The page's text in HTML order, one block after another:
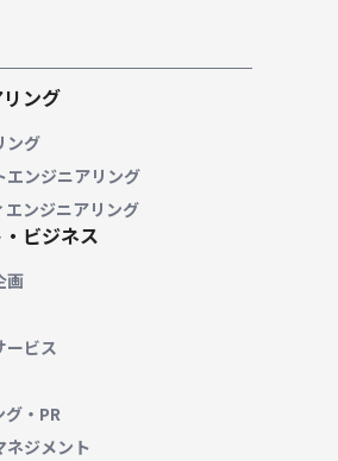
ング
ング
エンジニアリング
エンジニアリング
ビジネス
画
ービス
グ・PR
ネジメント